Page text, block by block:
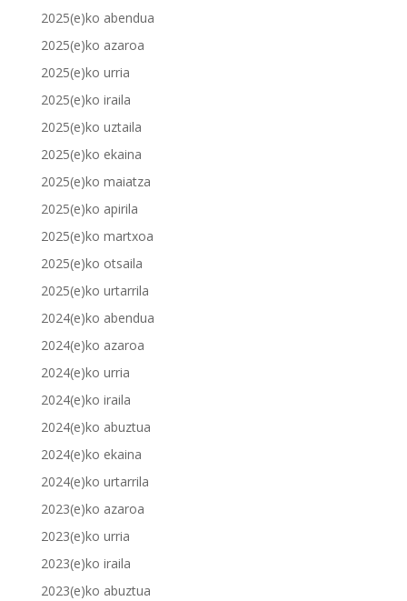
2025(e)ko abendua
2025(e)ko azaroa
2025(e)ko urria
2025(e)ko iraila
2025(e)ko uztaila
2025(e)ko ekaina
2025(e)ko maiatza
2025(e)ko apirila
2025(e)ko martxoa
2025(e)ko otsaila
2025(e)ko urtarrila
2024(e)ko abendua
2024(e)ko azaroa
2024(e)ko urria
2024(e)ko iraila
2024(e)ko abuztua
2024(e)ko ekaina
2024(e)ko urtarrila
2023(e)ko azaroa
2023(e)ko urria
2023(e)ko iraila
2023(e)ko abuztua